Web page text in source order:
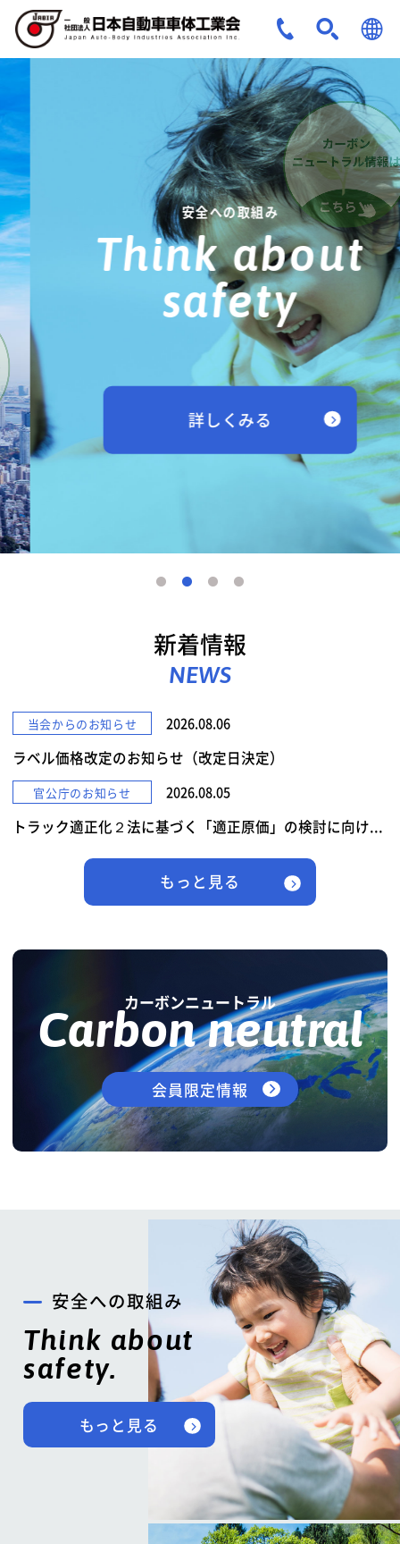
JPN
ENG
安全への取組み
Think about
safety
詳しくみる
新着情報
NEWS
当会からのお知らせ 2026.08.06
ラベル価格改定のお知らせ（改定日決定）
官公庁のお知らせ 2026.08.05
トラック適正化２法に基づく「適正原価」の検討に向け...
もっと見る
カーボンニュートラル
Carbon neutral
会員限定情報
安全への取組み
Think about
safety.
もっと見る